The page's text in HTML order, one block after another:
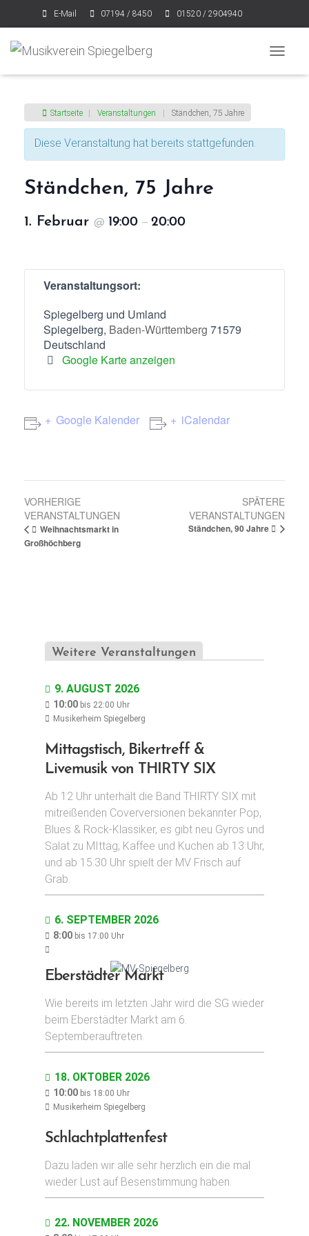
E-Mail 07194 / 8450 01520 / 2904940
Startseite Veranstaltungen Ständchen, 75 Jahre
Diese Veranstaltung hat bereits stattgefunden.
Ständchen, 75 Jahre
1. Februar @ 19:00 – 20:00
Veranstaltungsort:
Spiegelberg und Umland
Spiegelberg, Baden-Württemberg 71579
Deutschland
Google Karte anzeigen
Google Kalender iCalendar
V
e
r
VORHERIGE
VERANSTALTUNGEN
Weihnachtsmarkt in
Großhöchberg
SPÄTERE
VERANSTALTUNGEN
Ständchen, 90 Jahre
Weitere Veranstaltungen
9. AUGUST 2026
10:00 bis 22:00 Uhr
Musikerheim Spiegelberg
Mittagstisch, Bikertreff &
Livemusik von THIRTY SIX
Ab 12 Uhr unterhält die Band THIRTY SIX mit
mitreißenden Coverversionen bekannter Pop,
Blues & Rock-Klassiker, es gibt neu Gyros und
Salat zu MIttag, Kaffee und Kuchen ab 13 Uhr,
und ab 15:30 Uhr spielt der MV Frisch auf
Grab.
6. SEPTEMBER 2026
8:00 bis 17:00 Uhr
Eberstädter Markt
Wie bereits im letzten Jahr wird die SG wieder
beim Eberstädter Markt am 6.
Septemberauftreten.
18. OKTOBER 2026
10:00 bis 18:00 Uhr
Musikerheim Spiegelberg
Schlachtplattenfest
Dazu laden wir alle sehr herzlich ein die mal
wieder Lust auf Besenstimmung haben.
22. NOVEMBER 2026